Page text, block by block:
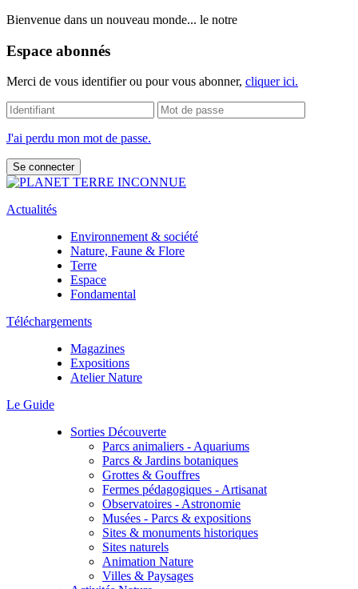
Bienvenue dans un nouveau monde... le notre
Espace abonnés
Merci de vous identifier ou pour vous abonner, cliquer ici.
J'ai perdu mon mot de passe.
Actualités
Environnement & société
Nature, Faune & Flore
Terre
Espace
Fondamental
Téléchargements
Magazines
Expositions
Atelier Nature
Le Guide
Sorties Découverte
Parcs animaliers - Aquariums
Parcs & Jardins botaniques
Grottes & Gouffres
Fermes pédagogiques - Artisanat
Observatoires - Astronomie
Musées - Parcs & expositions
Sites & monuments historiques
Sites naturels
Animation Nature
Villes & Paysages